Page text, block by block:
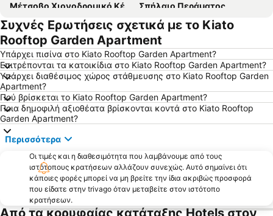
Μέτσοβο Χιονοδρομικό Κέντρο
Σπήλαιο Περάματος
Τα Μονοπάτια των Τζουμέρκων
Λουτρά Καβασίλων
Παραδοσιακός Οικισμός Γηρομερίου
Διεθνές Αεροδρόμιο Ιωαννίνων
Εθνικό Στάδιο Ζωσιμάδες
Νησί - Ιστορικός και Παραδοσιακός Τόπος
Κατώγι Αβέρωφ
Ηπειρώτικα
Το Φαράγγι του Βίκου
Παραδοσιακός Οικισμός Καλαρρυτών
Γέφυρα Βοϊδομάτη
Σπήλαιο Ανεμότρυπα
Παραδοσιακός Οικισμός Αρίστης
Προκυμαία Λίμνης
Αρχαιολογικό Μουσείο Ιωαννίνων
Παραδοσιακός Οικισμός Μονοδενδρίου
Παραδοσιακός Οικισμός Σουλίου
Παραδοσιακός Οικισμός Τσεπελόβου
Φετιχιέ Τζαμί
Συχνές Ερωτήσεις σχετικά με το Kiato
Rooftop Garden Apartment
Υπάρχει πισίνα στο Kiato Rooftop Garden Apartment?
Επιτρέπονται τα κατοικίδια στο Kiato Rooftop Garden Apartment?
Υπάρχει διαθέσιμος χώρος στάθμευσης στο Kiato Rooftop Garden
Apartment?
Πού βρίσκεται το Kiato Rooftop Garden Apartment?
Ποια δημοφιλή αξιοθέατα βρίσκονται κοντά στο Kiato Rooftop
Garden Apartment?
Περισσότερα
Οι τιμές και η διαθεσιμότητα που λαμβάνουμε από τους
ιστότοπους κρατήσεων αλλάζουν συνεχώς. Αυτό σημαίνει ότι
κάποιες φορές μπορεί να μη βρείτε την ίδια ακριβώς προσφορά
που είδατε στην trivago όταν μεταβείτε στον ιστότοπο
κρατήσεων.
Από τα κορυφαίας κατάταξης Hotels στον